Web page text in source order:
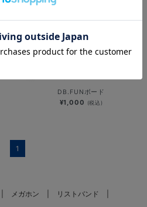
DB.FUNボード
¥1,000 (税込)
1
メガホン リストバンド